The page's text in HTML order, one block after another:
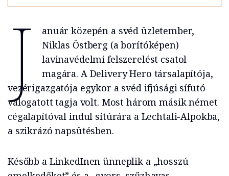
J
anuár közepén a svéd üzletember,
Niklas Östberg (a borítóképen)
lavinavédelmi felszerelést csatol
magára. A Delivery Hero társalapítója,
vezérigazgatója egykor a svéd ifjúsági sífutó-
válogatott tagja volt. Most három másik német
cégalapítóval indul sítúrára a Lechtali-Alpokba,
a szikrázó napsütésben.
Később a LinkedInen ünneplik a „hosszú